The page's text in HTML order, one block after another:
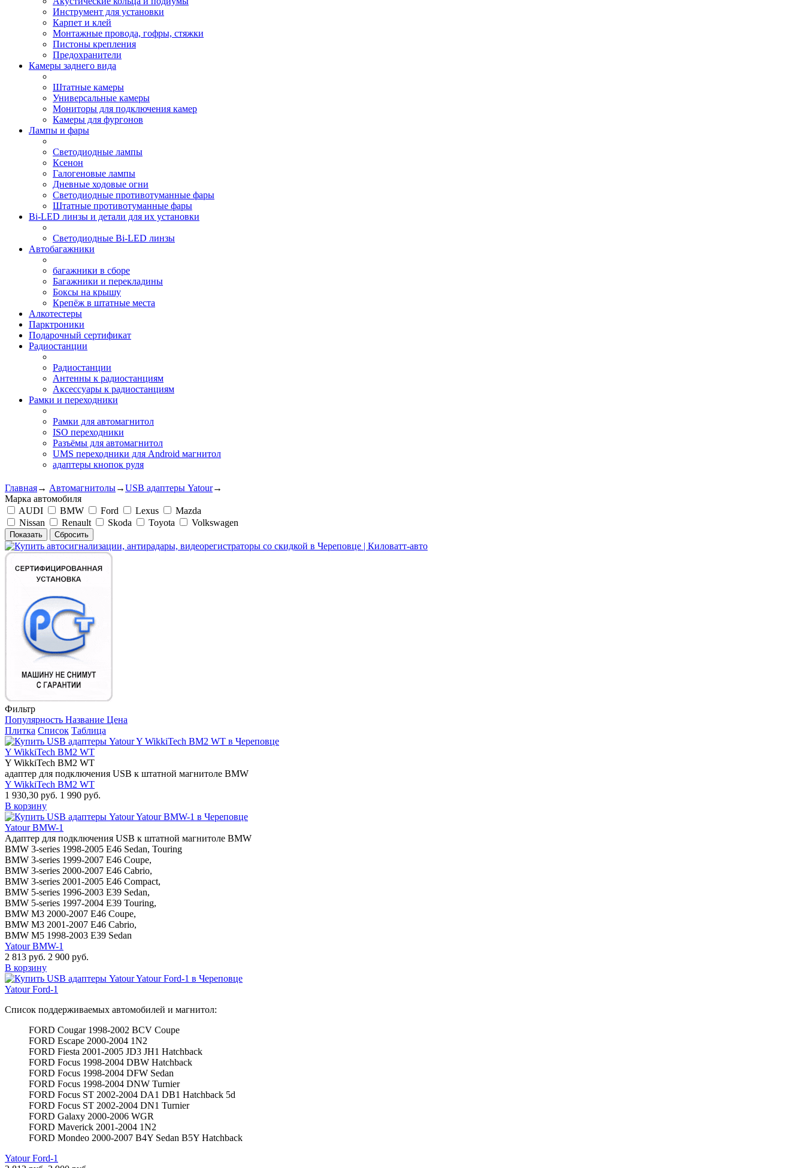
Инструмент для установки
Карпет и клей
Монтажные провода, гофры, стяжки
Пистоны крепления
Предохранители
Камеры заднего вида
Штатные камеры
Универсальные камеры
Мониторы для подключения камер
Камеры для фургонов
Лампы и фары
Светодиодные лампы
Ксенон
Галогеновые лампы
Дневные ходовые огни
Светодиодные противотуманные фары
Штатные противотуманные фары
Bi-LED линзы и детали для их установки
Светодиодные Bi-LED линзы
Автобагажники
багажники в сборе
Багажники и перекладины
Боксы на крышу
Крепёж в штатные места
Алкотестеры
Парктроники
Подарочный сертификат
Радиостанции
Радиостанции
Антенны к радиостанциям
Аксессуары к радиостанциям
Рамки и переходники
Рамки для автомагнитол
ISO переходники
Разъёмы для автомагнитол
UMS переходники для Android магнитол
адаптеры кнопок руля
Главная→ Автомагнитолы→USB адаптеры Yatour→
Марка автомобиля
AUDI
BMW Ford Lexus
Mazda
Nissan
Renault Skoda Toyota Volkswagen
Показать Сбросить
Фильтр
Популярность Название Цена
Плитка Список Таблица
Y WikkiTech BM2 WT
Y WikkiTech BM2 WT
адаптер для подключения USB к штатной магнитоле BMW
Y WikkiTech BM2 WT
1 930,30 руб. 1 990 руб.
В корзину
Yatour BMW-1
Адаптер для подключения USB к штатной магнитоле BMW
BMW 3-series 1998-2005 E46 Sedan, Touring
BMW 3-series 1999-2007 E46 Coupe,
BMW 3-series 2000-2007 E46 Cabrio,
BMW 3-series 2001-2005 E46 Compact,
BMW 5-series 1996-2003 E39 Sedan,
BMW 5-series 1997-2004 E39 Touring,
BMW M3 2000-2007 E46 Coupe,
BMW M3 2001-2007 E46 Cabrio,
BMW M5 1998-2003 E39 Sedan
Yatour BMW-1
2 813 руб. 2 900 руб.
В корзину
Yatour Ford-1
Список поддерживаемых автомобилей и магнитол:
FORD Cougar 1998-2002 BCV Coupe
FORD Escape 2000-2004 1N2
FORD Fiesta 2001-2005 JD3 JH1 Hatchback
FORD Focus 1998-2004 DBW Hatchback
FORD Focus 1998-2004 DFW Sedan
FORD Focus 1998-2004 DNW Turnier
FORD Focus ST 2002-2004 DA1 DB1 Hatchback 5d
FORD Focus ST 2002-2004 DN1 Turnier
FORD Galaxy 2000-2006 WGR
FORD Maverick 2001-2004 1N2
FORD Mondeo 2000-2007 B4Y Sedan B5Y Hatchback
Yatour Ford-1